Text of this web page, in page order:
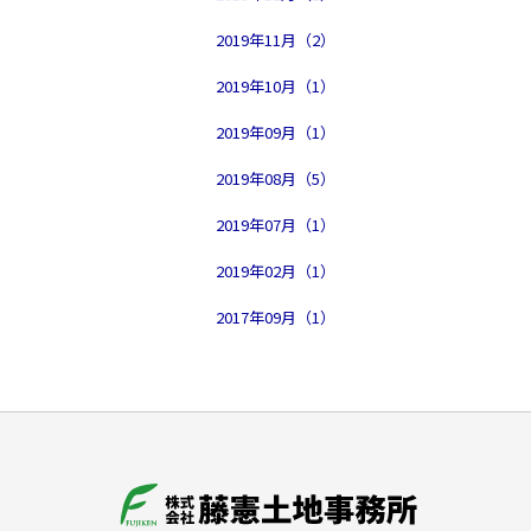
2019年11月（2）
2019年10月（1）
2019年09月（1）
2019年08月（5）
2019年07月（1）
2019年02月（1）
2017年09月（1）